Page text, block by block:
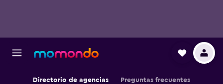
Directorio de agencias Preguntas frecuentes